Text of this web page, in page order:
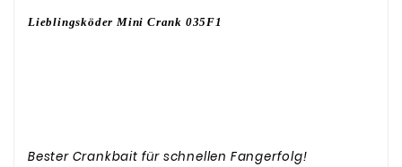
Lieblingsköder Mini Crank 035F1
Bester Crankbait für schnellen Fangerfolg!